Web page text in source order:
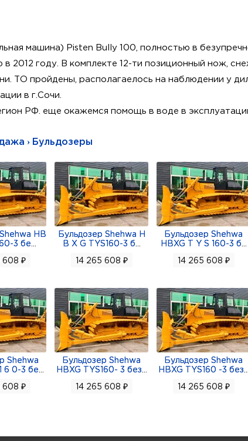
машина) Pisten Bully 100, полностью в
2012 году. В комплекте 12-ти позиционный нож,
ТО пройдены, располагаелось на наблюдении у
в г.Сочи.
РФ. еще окажемся помощь в воде в
› Бульдозеры
HB
3 бе
608 ₽
Бульдозер Shehwa H
B X G TYS160-3 б
14 265 608 ₽
Бульдозер Shehwa
HBXG T Y S 160-3 б
14 265 608 ₽
Shehwa
6 0-3 бе
608 ₽
Бульдозер Shehwa
HBXG TYS160- 3 без
14 265 608 ₽
Бульдозер Shehwa
HBXG TYS160 -3 без
14 265 608 ₽